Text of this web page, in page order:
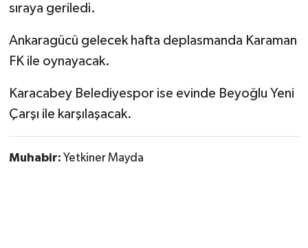
sıraya geriledi.
Ankaragücü gelecek hafta deplasmanda Karaman
FK ile oynayacak.
Karacabey Belediyespor ise evinde Beyoğlu Yeni
Çarşı ile karşılaşacak.
Muhabir: Yetkiner Mayda